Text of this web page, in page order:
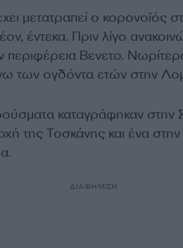
μετατραπεί ο κορονοϊός
έντεκα. Πριν λίγο
περιφέρεια Βενετο.
των ογδόντα ετών στην
καταγράφηκαν στην
της Τοσκάνης και ένα
ΔΙΑΦΗΜΙΣΗ